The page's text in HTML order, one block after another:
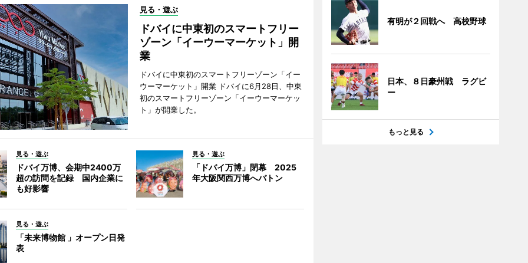
見る・遊ぶ
ドバイに中東初のスマートフリー
ゾーン「イーウーマーケット」開
業
ドバイに中東初のスマートフリーゾーン「イー
ウーマーケット」開業 ドバイに6月28日、中東
初のスマートフリーゾーン「イーウーマーケッ
ト」が開業した。
見る・遊ぶ
ドバイ万博、会期中2400万
超の訪問を記録 国内企業に
も好影響
見る・遊ぶ
「ドバイ万博」閉幕 2025
年大阪関西万博へバトン
見る・遊ぶ
「未来博物館 」オープン日発
表
有明が２回戦へ 高校野球
日本、８日豪州戦 ラグビ
ー
もっと見る